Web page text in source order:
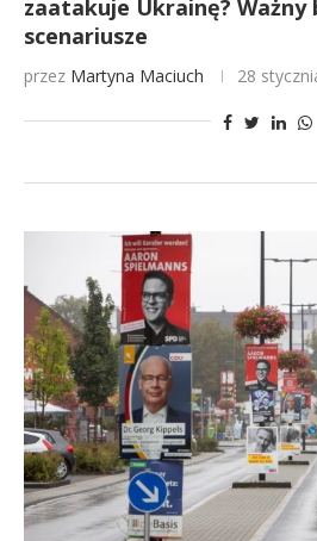
zaatakuje Ukrainę? Ważny
scenariusze
przez Martyna Maciuch 28